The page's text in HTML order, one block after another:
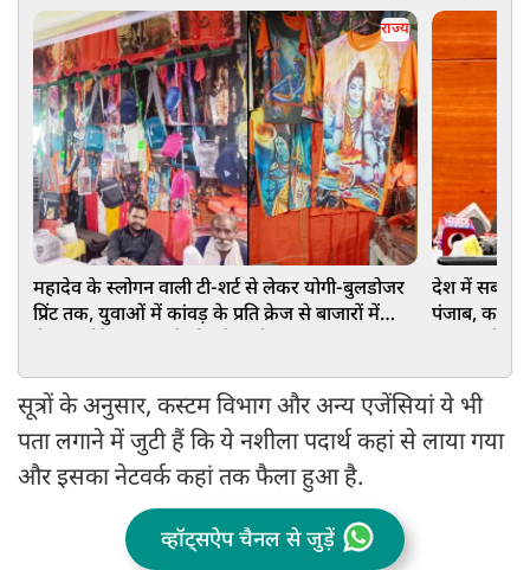
राज्य
महादेव के स्लोगन वाली टी-शर्ट से लेकर योगी-बुलडोजर
प्रिंट तक, युवाओं में कांवड़ के प्रति क्रेज से बाजारों में
देश में सबसे
पंजाब, कई
सूत्रों के अनुसार, कस्टम विभाग और अन्य एजेंसियां ये भी
पता लगाने में जुटी हैं कि ये नशीला पदार्थ कहां से लाया गया
और इसका नेटवर्क कहां तक फैला हुआ है.
व्हॉट्सऐप चैनल से जुड़ें